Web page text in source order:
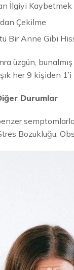
İlgiyi Kaybetmek
Çekilme
Bir Anne Gibi
üzgün,
her 9 kişiden
Durumlar
Bozukluğu,